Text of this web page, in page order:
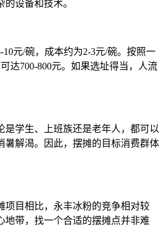
设备和技术。
元/碗，成本约为2-3元/碗。按照一
达700-800元。如果选址得当，人流
是学生、上班族还是老年人，都可以
暑解渴。因此，摆摊的目标消费群体
项目相比，永丰冰粉的竞争相对较
地带，找一个合适的摆摊点并非难